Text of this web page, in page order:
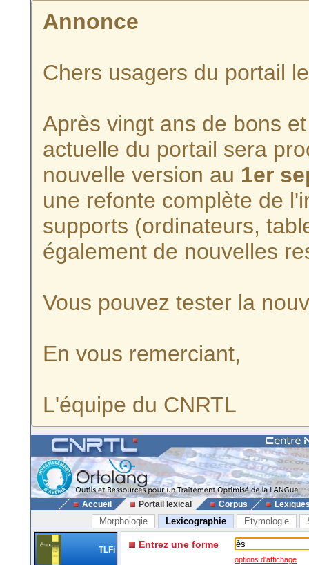
Annonce
Chers usagers du portail
Après vingt ans de bons
actuelle du portail sera
nouvelle version au 1er
une refonte complète de
supports (ordinateurs,
également de nouvelles
Vous pouvez tester la
En vous remerciant,
L'équipe du CNRTL
Accueil Portail lexical Corpus
Morphologie Lexicographie Etymologie
TLFi Entrez une forme
options d'affichage